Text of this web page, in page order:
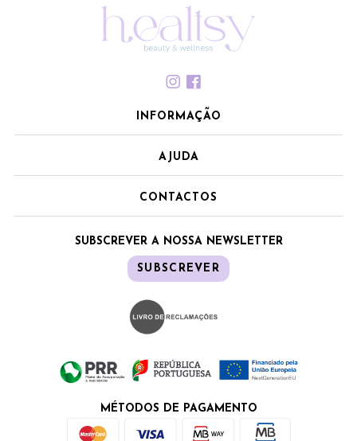
INFORMAÇÃO
AJUDA
CONTACTOS
SUBSCREVER A NOSSA NEWSLETTER
SUBSCREVER
MÉTODOS DE PAGAMENTO